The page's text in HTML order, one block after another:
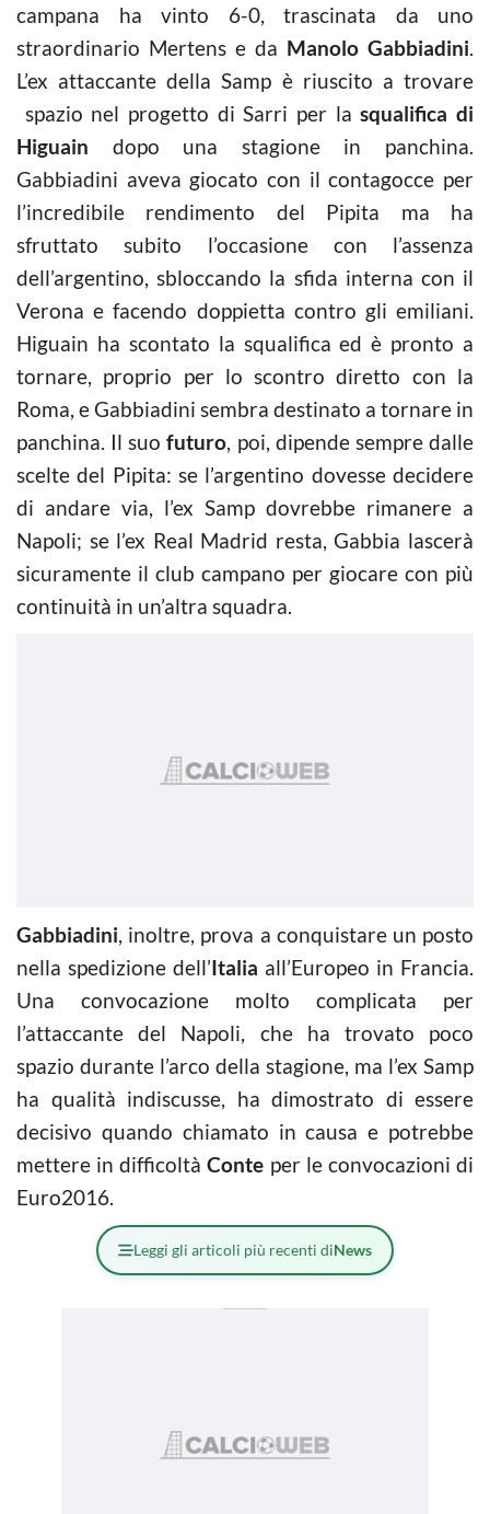
campana ha vinto 6-0, trascinata da uno
straordinario Mertens e da Manolo Gabbiadini.
L’ex attaccante della Samp è riuscito a trovare
spazio nel progetto di Sarri per lasqualifica di
Higuain dopo una stagione in panchina.
Gabbiadini aveva giocato con il contagocce per
l’incredibile rendimento del Pipita ma ha
sfruttato subito l’occasione con l’assenza
dell’argentino, sbloccando la sfida interna con il
Verona e facendo doppietta contro gli emiliani.
Higuain ha scontato la squalifica ed è pronto a
tornare, proprio per lo scontro diretto con la
Roma, e Gabbiadini sembra destinato a tornare in
panchina. Il suofuturo, poi, dipende sempre dalle
scelte del Pipita: se l’argentino dovesse decidere
di andare via, l’ex Samp dovrebbe rimanere a
Napoli; se l’ex Real Madrid resta, Gabbia lascerà
sicuramente il club campano per giocare con più
continuità in un’altra squadra.
Gabbiadini, inoltre, prova a conquistare un posto
nella spedizione dell’Italia all’Europeo in Francia.
Una convocazione molto complicata per
l’attaccante del Napoli, che ha trovato poco
spazio durante l’arco della stagione, ma l’ex Samp
ha qualità indiscusse, ha dimostrato di essere
decisivo quando chiamato in causa e potrebbe
mettere in difficoltàConte per le convocazioni di
Euro2016.
Leggi gli articoli più recenti diNews